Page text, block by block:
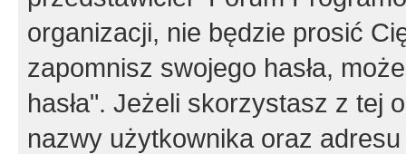
organizacji, nie będzie prosić
zapomnisz swojego hasła,
hasła". Jeżeli skorzystasz z tej
nazwy użytkownika oraz